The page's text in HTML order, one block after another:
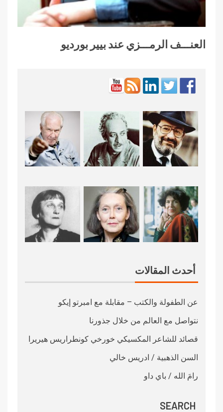
العنـــف الرمـــزي عند بيير بورديو
أحدث المقالات
عن الطفولة والكتب – مقابلة مع امبرتو إيكو
نتواصل مع العالم من خلال جذورنا
قصائد للشاعر المكسيكي خورخي كونطراريس هيريرا
السن الذهبية / ادريس خالي
رامَ الله / باي داو
SEARCH